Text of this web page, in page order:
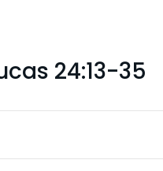
24:13-35